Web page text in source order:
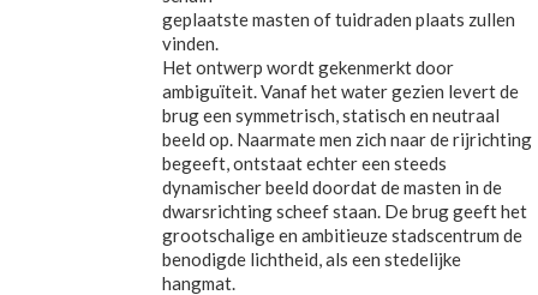
geplaatste masten of tuidraden plaats zullen
vinden.
Het ontwerp wordt gekenmerkt door
ambiguïteit. Vanaf het water gezien levert de
brug een symmetrisch, statisch en neutraal
beeld op. Naarmate men zich naar de rijrichting
begeeft, ontstaat echter een steeds
dynamischer beeld doordat de masten in de
dwarsrichting scheef staan. De brug geeft het
grootschalige en ambitieuze stadscentrum de
benodigde lichtheid, als een stedelijke
hangmat.